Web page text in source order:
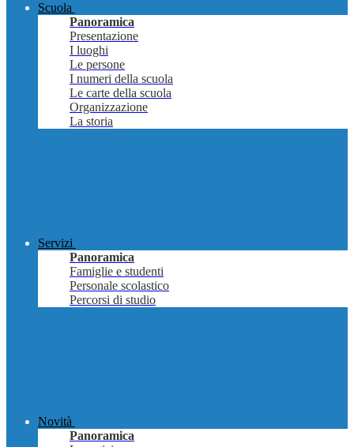
Scuola
Panoramica
Presentazione
I luoghi
Le persone
I numeri della scuola
Le carte della scuola
Organizzazione
La storia
Servizi
Panoramica
Famiglie e studenti
Personale scolastico
Percorsi di studio
Novità
Panoramica